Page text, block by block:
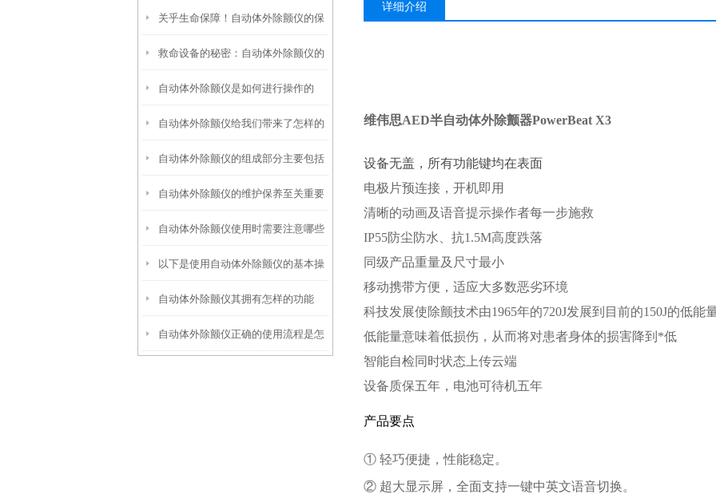
关乎生命保障！自动体外除颤仪的保
养秘诀，现在知道还不晚
救命设备的秘密：自动体外除颤仪的
组成，远比你想的更精密
自动体外除颤仪是如何进行操作的
呢？
自动体外除颤仪给我们带来了怎样的
特点呢？
自动体外除颤仪的组成部分主要包括
以下几方面
自动体外除颤仪的维护保养至关重要
自动体外除颤仪使用时需要注意哪些
事项呢？
以下是使用自动体外除颤仪的基本操
作方法
自动体外除颤仪其拥有怎样的功能
呢？
自动体外除颤仪正确的使用流程是怎
详细介绍
维伟思AED半自动体外除颤器PowerBeat X3
设备无盖，所有功能键均在表面
电极片预连接，开机即用
清晰的动画及语音提示操作者每一步施救
IP55防尘防水、抗1.5M高度跌落
同级产品重量及尺寸最小
移动携带方便，适应大多数恶劣环境
科技发展使除颤技术由1965年的720J发展到目前的150J的低能
低能量意味着低损伤，从而将对患者身体的损害降到 *低
智能自检同时状态上传云端
设备质保五年，电池可待机五年
产品要点
① 轻巧便捷，性能稳定。
② 超大显示屏，全面支持一键中英文语音切换。